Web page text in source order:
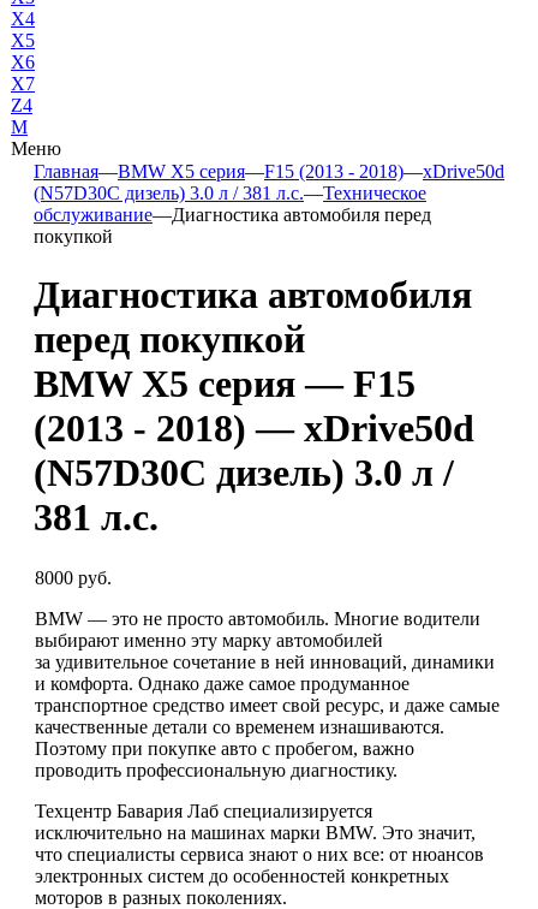
X4
X5
X6
X7
Z4
М
Меню
Главная—BMW X5 серия—F15 (2013 - 2018)—xDrive50d
(N57D30C дизель) 3.0 л / 381 л.с.—Техническое
обслуживание—Диагностика автомобиля перед
покупкой
Диагностика автомобиля
перед покупкой
BMW X5 серия — F15
(2013 - 2018) — xDrive50d
(N57D30C дизель) 3.0 л /
381 л.с.
8000 руб.
BMW — это не просто автомобиль. Многие водители
выбирают именно эту марку автомобилей
за удивительное сочетание в ней инноваций, динамики
и комфорта. Однако даже самое продуманное
транспортное средство имеет свой ресурс, и даже самые
качественные детали со временем изнашиваются.
Поэтому при покупке авто с пробегом, важно
проводить профессиональную диагностику.
Техцентр Бавария Лаб специализируется
исключительно на машинах марки BMW. Это значит,
что специалисты сервиса знают о них все: от нюансов
электронных систем до особенностей конкретных
моторов в разных поколениях.